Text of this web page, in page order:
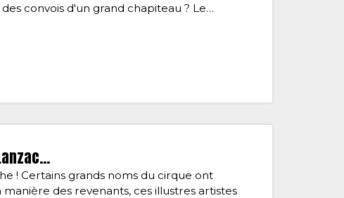
convois d'un grand chapiteau ? Le…
! Certains grands noms du cirque ont
des revenants, ces illustres artistes